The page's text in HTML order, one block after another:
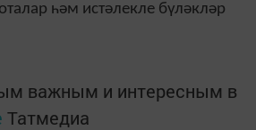
һәм истәлекле бүләкләр
важным и интересным в
Татмедиа